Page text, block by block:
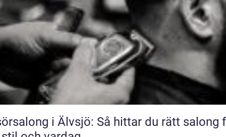
i Älvsjö: Så hittar du rätt salong